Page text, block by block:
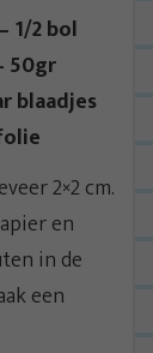
1/2 bol
50gr
blaadjes
2×2 cm.
en
in de
een